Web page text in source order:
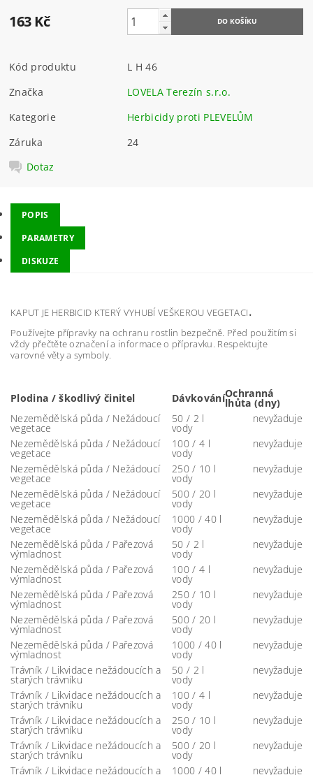
163 Kč
Kód produktu
L H 46
Značka
LOVELA Terezín s.r.o.
Kategorie
Herbicidy proti PLEVELŮM
Záruka
24
Dotaz
POPIS
PARAMETRY
DISKUZE
KAPUT JE HERBICID KTERÝ VYHUBÍ VEŠKEROU VEGETACI.
Používejte přípravky na ochranu rostlin bezpečně. Před použitím si
vždy přečtěte označení a informace o přípravku. Respektujte
varovné věty a symboly.
Plodina / škodlivý činitel DávkováníOchranná
lhůta (dny)
Nezemědělská půda / Nežádoucí
vegetace
50 / 2 l
vody
nevyžaduje
Nezemědělská půda / Nežádoucí
vegetace
100 / 4 l
vody
nevyžaduje
Nezemědělská půda / Nežádoucí
vegetace
250 / 10 l
vody
nevyžaduje
Nezemědělská půda / Nežádoucí
vegetace
500 / 20 l
vody
nevyžaduje
Nezemědělská půda / Nežádoucí
vegetace
1000 / 40 l
vody
nevyžaduje
Nezemědělská půda / Pařezová
výmladnost
50 / 2 l
vody
nevyžaduje
Nezemědělská půda / Pařezová
výmladnost
100 / 4 l
vody
nevyžaduje
Nezemědělská půda / Pařezová
výmladnost
250 / 10 l
vody
nevyžaduje
Nezemědělská půda / Pařezová
výmladnost
500 / 20 l
vody
nevyžaduje
Nezemědělská půda / Pařezová
výmladnost
1000 / 40 l
vody
nevyžaduje
Trávník / Likvidace nežádoucích a
starých trávníku
50 / 2 l
vody
nevyžaduje
Trávník / Likvidace nežádoucích a
starých trávníku
100 / 4 l
vody
nevyžaduje
Trávník / Likvidace nežádoucích a
starých trávníku
250 / 10 l
vody
nevyžaduje
Trávník / Likvidace nežádoucích a
starých trávníku
500 / 20 l
vody
nevyžaduje
Trávník / Likvidace nežádoucích a
1000 / 40 l nevyžaduje